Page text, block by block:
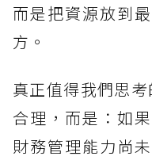
而是把資源放到
方。
真正值得我們思
合理，而是：如
財務管理能力尚